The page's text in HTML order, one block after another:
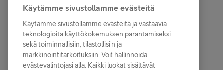
Käytämme sivustollamme evästeitä
Käytämme sivustollamme evästeitä ja vastaavia
teknologioita käyttökokemuksen parantamiseksi
sekä toiminnallisiin, tilastollisiin ja
markkinointitarkoituksiin. Voit hallinnoida
evästevalintojasi alla. Kaikki luokat sisältävät